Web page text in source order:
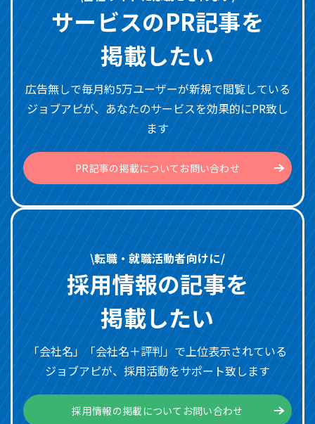
サービスのPR記事を
掲載したい
広告無しで毎月約5万ユーザーが新規で閲覧している
ジョブアピが、あなたのサービスを効果的にPR致し
ます
PR記事の掲載についてお問い合わせ
\転職・就職活動者向けに/
採用情報の記事を
掲載したい
「会社名」「会社名＋評判」で上位表示されている
ジョブアピが、採用活動をサポート致します
採用情報の掲載についてお問い合わせ